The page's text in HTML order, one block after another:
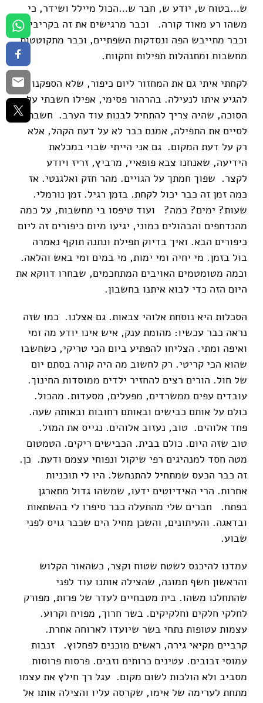
ש…בטוח ש, יודע ש, חבר ש…הכול מיילל ושידר, כי
משהו רע מאוד קורה. וכבר מרגישים את זה בקריביים,
וכבר מתייבש הפה ונסדקות השפתיים, וכבר מתקוטטות
מחשבות ומתנהלות תפילות ותקוות.
לקחתי איתי גם את המחזור ליום כיפור, שלא הספקנו
להגיע איתו לנעילה. בהרהור פסימי, אפילו חשבתי על
הסוכה, שהיה צריך להתחיל לבנות עוד הערב. חשבתי
לסיים את התפילה, אמנם כבר לא על דעת הקהל, אלא
רק על דעת המקום. גם אני הייתי שבוי במכלאת
הידיעה, שאנחנו צבא פופאיי, מרביץ, זריז ויודע
לקצר. שפוך חמתך על הגויים. מהר חזק ואלגנטי. אז
כמה זמן זה כבר יכול לקחת. בזמן רגיל. זמן נורמלי.
שעות? ימים? כמה? ועוד טיפסו בי מחשבות, על כמה
מהנדחפים והבהולים כמוני, יגיעו מיום כיפורים זה ליום
כיפורים הבא. ואיך בדיוק תפילת ונתנה תוקף נאמרה
בול בזמן. מי יחיה ומי ימות, מי במים ומי באש והלאה.
וכמה מטומטמים האויבים המתחכמים, שבחרו דווקא את
היום הזה כדי לבוא איתנו בחשבון.
הסכלות היא נוסחת אלוהי צבאות. גם אצלנו. כמו שזה
נראה כבר עכשיו: מהומת ענק, איש אינו יודע מה ומי
ואיפה ומתי. הצליחו להפתיע ביום הכי טריקי, כשחשבו
שהוא הכי קריטי. רק לחשוב מה היה קורה בסתם יום
של חול. הורים רצים להחזיר ילדים ממוסדות החינוך.
עובדים עפים ממשרדים, מפעלים, מסעדות. מהכול.
כולם על אותם כבישים ובאותם רחובות ובאותה שעה.
פחד אלוהים. טוב, נעזוב אלוהים. נגייס את המזל.
טוב שזה היום. כולם בבית. הכבישים ריקים. הטמטום
מטה חסד למנהיגים רפי שיקול ונפוחי עצמם ודעת. כן.
זה כבר הכעס שמתחיל להתנחשל. היו לי תוכניות
אחרות. הרי האידיוטים ידעו, שמשהו גדול מתארגן
בפתח. חברים שלי מהתעלה כבר סיפרו לי בהשתאות
ובדאגה. והעיתונים, והשכן מחיל הים שכבר גויס לפני
שבוע.
עמדנו להיכנס לשטח שטוח וקצר, כשהאור הקלוש
והראשון חשף תמונה, שהצילה אותנו עוד לפני
שהתחלנו משהו. בית מטבחיים לעדר של פרות, מפורק
לחלקי חלקים וחלקיקים. בשר חרוך, מפויח וקרוע.
עצמות עטופות נתחי בשר שיועדו לארוחה אחרת.
קרביים מקיאי גירה, ראשים מוכנים לפחלוץ. זנבות
עמוסי זבובים. עטינים כרותים וזבים. פרסות פרוסות
מסביב ולא הולכות לשום מקום. עגל רך חילץ את עצמו
מתחת לערימה של אימו, שקרסה עליו והצילה אותו אל